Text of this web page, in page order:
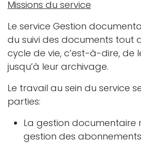
Missions du service
Le service Gestion
du suivi des documents tout
cycle de vie, c’est-à-dire, de
jusqu’à leur archivage.
Le travail au sein du service
parties:
La gestion documentaire
gestion des